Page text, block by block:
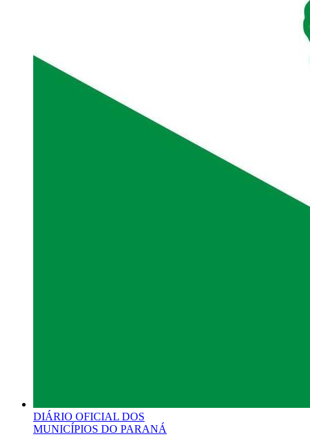
DIÁRIO OFICIAL DOS
MUNICÍPIOS DO PARANÁ